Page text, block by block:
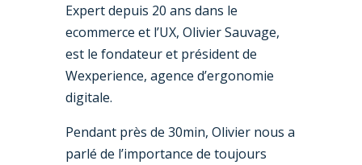
Expert depuis 20 ans dans le
ecommerce et l’UX, Olivier Sauvage,
est le fondateur et président de
Wexperience, agence d’ergonomie
digitale.
Pendant près de 30min, Olivier nous a
parlé de l’importance de toujours